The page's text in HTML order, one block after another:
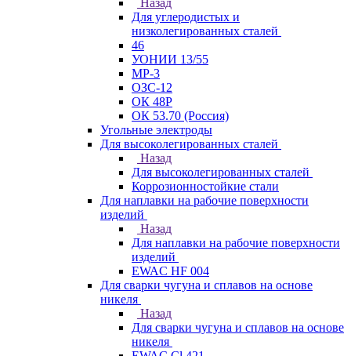
Назад
Для углеродистых и
низколегированных сталей
46
УОНИИ 13/55
МР-3
ОЗС-12
ОК 48Р
ОК 53.70 (Россия)
Угольные электроды
Для высоколегированных сталей
Назад
Для высоколегированных сталей
Коррозионностойкие стали
Для наплавки на рабочие поверхности
изделий
Назад
Для наплавки на рабочие поверхности
изделий
EWAC HF 004
Для сварки чугуна и сплавов на основе
никеля
Назад
Для сварки чугуна и сплавов на основе
никеля